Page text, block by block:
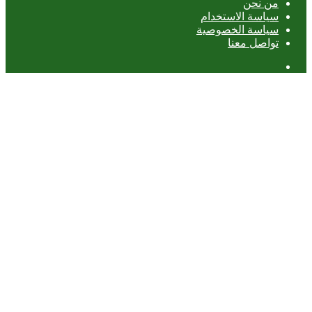
من نحن
سياسة الاستخدام
سياسة الخصوصية
تواصل معنا